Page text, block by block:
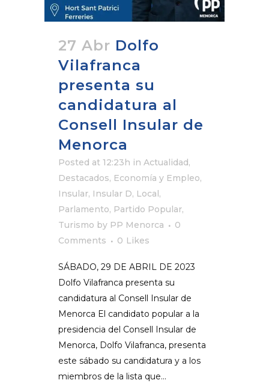
27 Abr Dolfo
Vilafranca
presenta su
candidatura al
Consell Insular de
Menorca
Posted at 12:23h in Actualidad,
Destacados, Economía y Empleo,
Insular, Insular D, Local,
Parlamento, Partido Popular,
Turismo by PP Menorca
0
Comments
0 Likes
SÁBADO, 29 DE ABRIL DE 2023
Dolfo Vilafranca presenta su
candidatura al Consell Insular de
Menorca El candidato popular a la
presidencia del Consell Insular de
Menorca, Dolfo Vilafranca, presenta
este sábado su candidatura y a los
miembros de la lista que...